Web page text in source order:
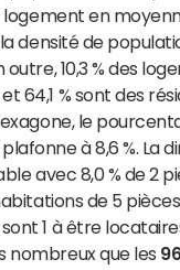
logement en
densité de
outre, 10,3 % des
64,1 % sont des
le
à 8,6 %. La
avec 8,0 % de 2
de 5
1 à être
nombreux que les